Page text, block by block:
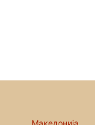
Македонија